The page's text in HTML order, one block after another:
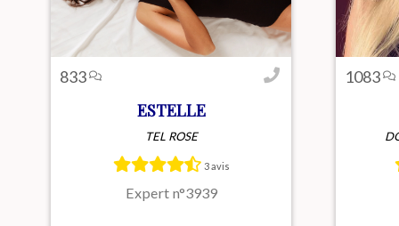
833
ESTELLE
TEL ROSE
3 avis
Expert n°3939
Estelle, jeune et assumée, t’invite
à un échange sans tabou où tout
est permis et rendu au double.
1083